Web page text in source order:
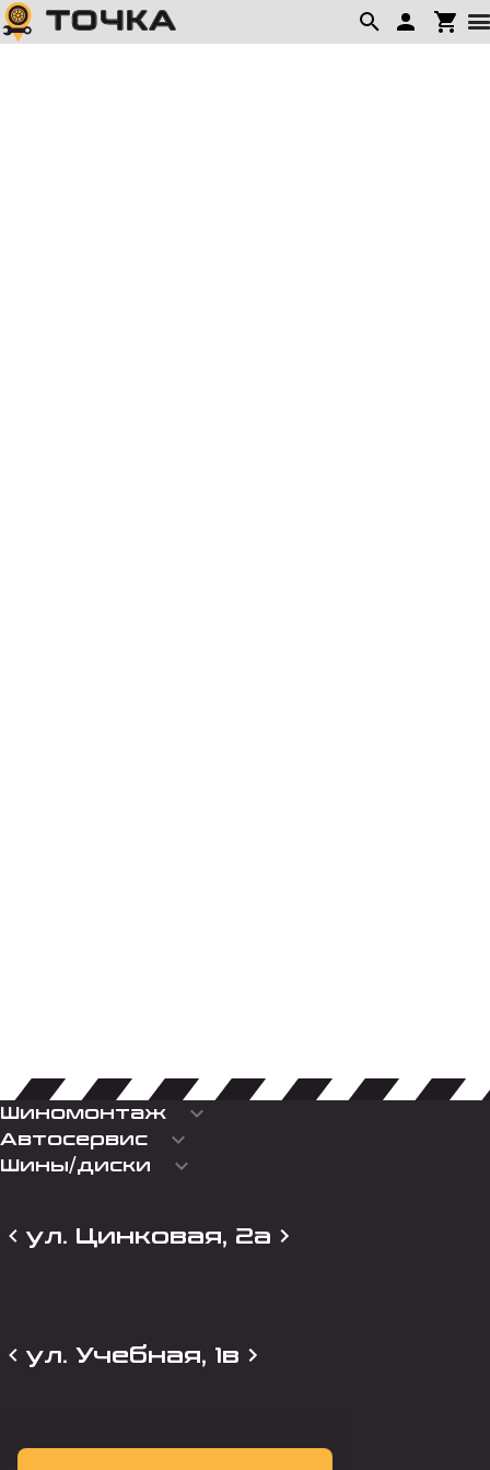
Шиномонтаж keyboard_arrow_down
Автосервис keyboard_arrow_down
Шины/диски keyboard_arrow_down
ул. Цинковая, 2а
ул. Учебная, 1в